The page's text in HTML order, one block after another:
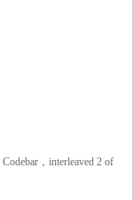
，interleaved 2 of